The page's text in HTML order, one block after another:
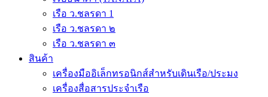
เรือ ว.ชลรดา 1
เรือ ว.ชลรดา ๒
เรือ ว.ชลรดา ๓
สินค้า
เครื่องมืออิเล็กทรอนิกส์สำหรับเดินเรือ/ประมง
เครื่องสื่อสารประจำเรือ